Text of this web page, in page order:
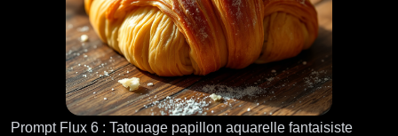
Prompt Flux 6 : Tatouage papillon aquarelle fantaisiste